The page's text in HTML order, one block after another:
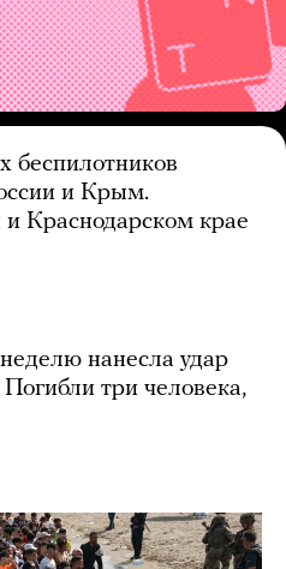
беспилотников
и Крым.
Краснодарском крае
нанесла удар
три человека,